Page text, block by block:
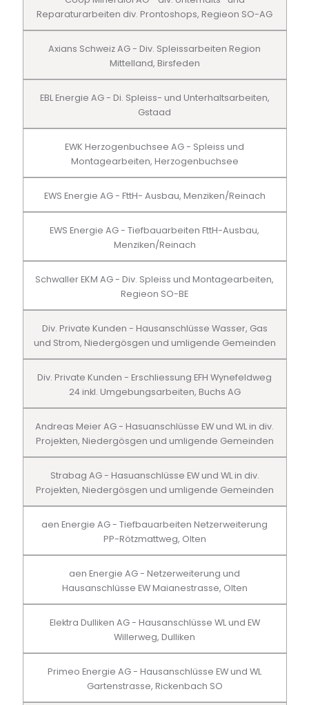
Reparaturarbeiten div. Prontoshops, Regieon SO-AG
Axians Schweiz AG - Div. Spleissarbeiten Region
Mittelland, Birsfeden
EBL Energie AG - Di. Spleiss- und Unterhaltsarbeiten,
Gstaad
EWK Herzogenbuchsee AG - Spleiss und
Montagearbeiten, Herzogenbuchsee
EWS Energie AG - FttH- Ausbau, Menziken/Reinach
EWS Energie AG - Tiefbauarbeiten FttH-Ausbau,
Menziken/Reinach
Schwaller EKM AG - Div. Spleiss und Montagearbeiten,
Regieon SO-BE
Div. Private Kunden - Hausanschlüsse Wasser, Gas
und Strom, Niedergösgen und umligende Gemeinden
Div. Private Kunden - Erschliessung EFH Wynefeldweg
24 inkl. Umgebungsarbeiten, Buchs AG
Andreas Meier AG - Hasuanschlüsse EW und WL in div.
Projekten, Niedergösgen und umligende Gemeinden
Strabag AG - Hasuanschlüsse EW und WL in div.
Projekten, Niedergösgen und umligende Gemeinden
aen Energie AG - Tiefbauarbeiten Netzerweiterung
PP-Rötzmattweg, Olten
aen Energie AG - Netzerweiterung und
Hausanschlüsse EW Maianestrasse, Olten
Elektra Dulliken AG - Hausanschlüsse WL und EW
Willerweg, Dulliken
Primeo Energie AG - Hausanschlüsse EW und WL
Gartenstrasse, Rickenbach SO